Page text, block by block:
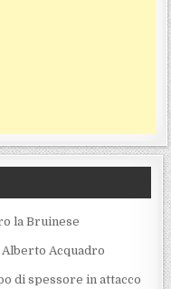
la Bruinese
Acquadro
di spessore in attacco